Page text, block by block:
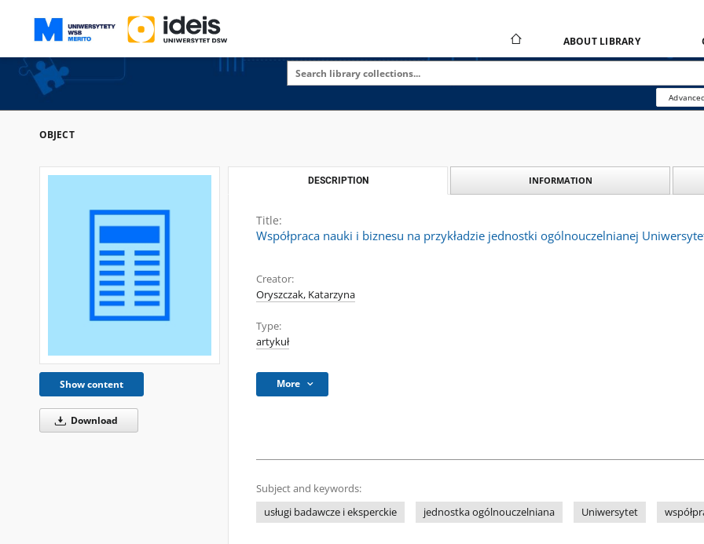
ABOUT LIBRARY
OBJECT
Show content
Download
DESCRIPTION INFORMATION
Title:
Współpraca nauki i biznesu na przykładzie jednostki ogólnouczelnianej
Creator:
Oryszczak, Katarzyna
Type:
artykuł
More
Subject and keywords:
usługi badawcze i eksperckie
jednostka ogólnouczelniana Uniwersytet